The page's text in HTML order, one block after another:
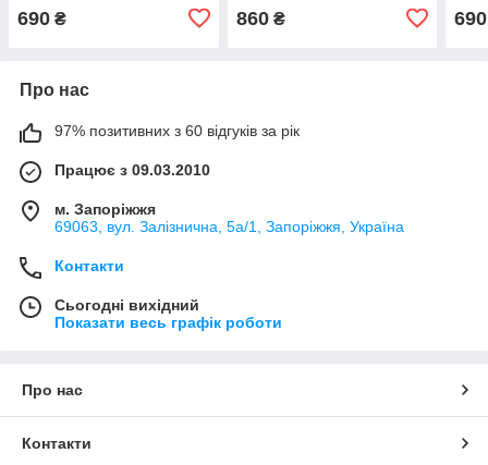
690 ₴ 860₴ 690
Про нас
97% позитивних з 60 відгуків за рік
Працює з 09.03.2010
м. Запоріжжя
69063, вул. Залізнична, 5а/1, Запоріжжя, Україна
Контакти
Сьогодні вихідний
Показати весь графік роботи
Про нас
Контакти